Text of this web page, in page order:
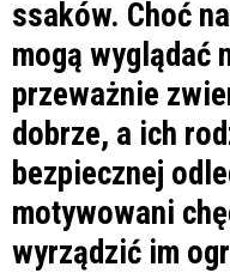
ssaków. Choć
mogą wyglądać
przeważnie
dobrze, a ich
bezpiecznej
motywowani
wyrządzić im